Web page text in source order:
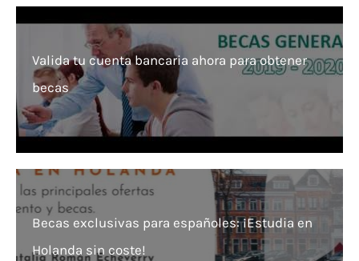
Valida tu cuenta bancaria ahora para obtener
becas
Becas exclusivas para españoles: ¡Estudia en
Holanda sin coste!